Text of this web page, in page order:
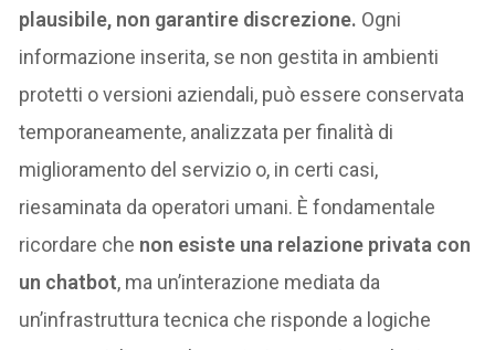
plausibile, non garantire discrezione. Ogni
informazione inserita, se non gestita in ambienti
protetti o versioni aziendali, può essere conservata
temporaneamente, analizzata per finalità di
miglioramento del servizio o, in certi casi,
riesaminata da operatori umani. È fondamentale
ricordare che non esiste una relazione privata con
un chatbot, ma un’interazione mediata da
un’infrastruttura tecnica che risponde a logiche